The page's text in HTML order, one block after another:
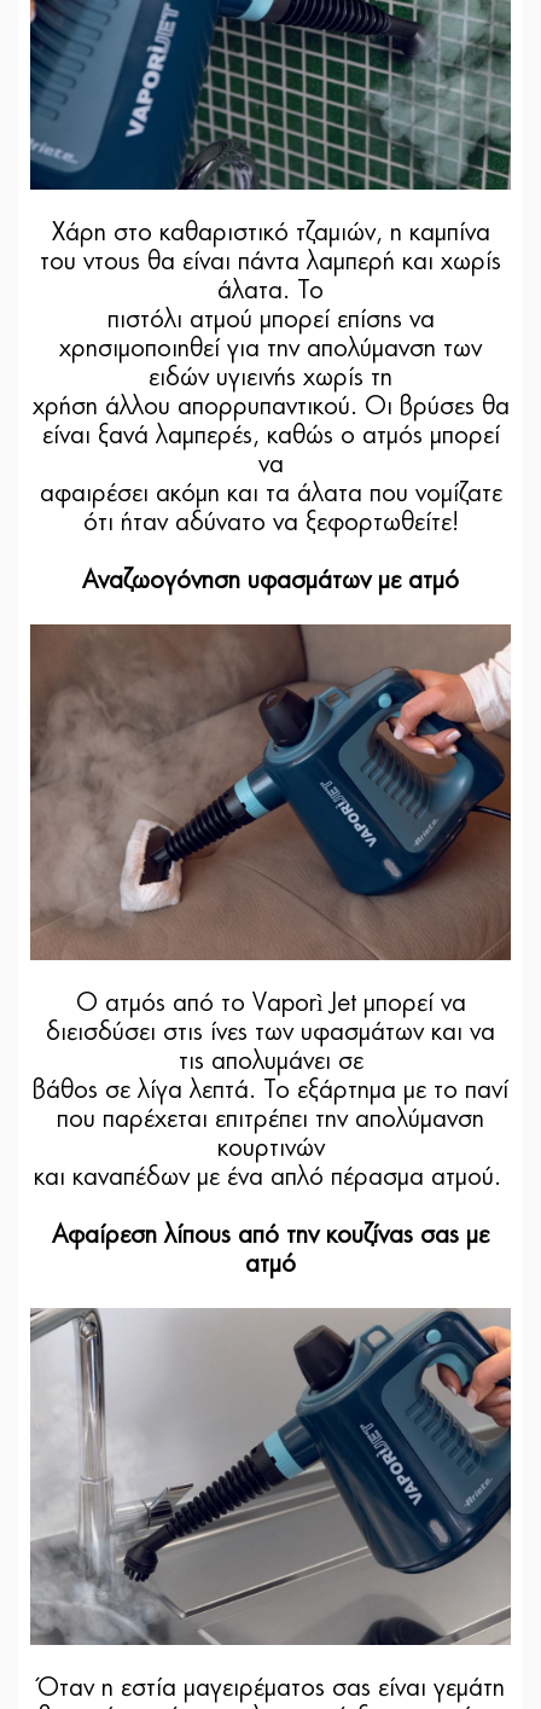
Χάρη στο καθαριστικό τζαμιών, η καμπίνα
του ντους θα είναι πάντα λαμπερή και χωρίς
άλατα. Το
πιστόλι ατμού μπορεί επίσης να
χρησιμοποιηθεί για την απολύμανση των
ειδών υγιεινής χωρίς τη
χρήση άλλου απορρυπαντικού. Οι βρύσες θα
είναι ξανά λαμπερές, καθώς ο ατμός μπορεί
να
αφαιρέσει ακόμη και τα άλατα που νομίζατε
ότι ήταν αδύνατο να ξεφορτωθείτε!
Αναζωογόνηση υφασμάτων με ατμό
Ο ατμός από το Vaporì Jet μπορεί να
διεισδύσει στις ίνες των υφασμάτων και να
τις απολυμάνει σε
βάθος σε λίγα λεπτά. Το εξάρτημα με το πανί
που παρέχεται επιτρέπει την απολύμανση
κουρτινών
και καναπέδων με ένα απλό πέρασμα ατμού.
Αφαίρεση λίπους από την κουζίνας σας με
ατμό
Όταν η εστία μαγειρέματος σας είναι γεμάτη